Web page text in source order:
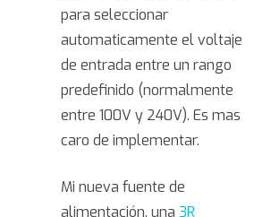
para seleccionar
automaticamente el voltaje
de entrada entre un rango
predefinido (normalmente
entre 100V y 240V). Es mas
caro de implementar.
Mi nueva fuente de
alimentación, una 3R